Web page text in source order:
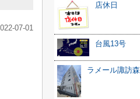
07-01
店休日
台風13号
ラメール諏訪森